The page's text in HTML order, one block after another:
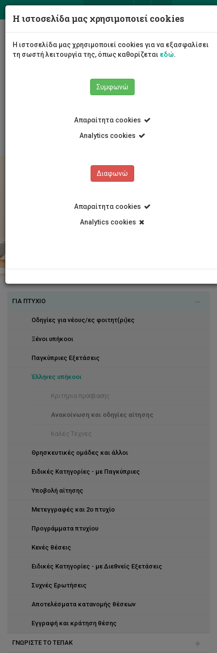
Έλληνες υπήκοοι
Ανακοίνωση και οδηγίες αίτησης
ΓΙΑ ΠΤΥΧΙΟ
Οδηγίες για νέους/ες φοιτητ(ρι)ες
Ξένοι υπήκοοι
Παγκύπριες Εξετάσεις
Έλληνες υπήκοοι
Κριτήρια πρόσβασης
Ανακοίνωση και οδηγίες αίτησης
Καλές Τέχνες
Θρησκευτικές ομάδες και άλλοι
Ειδικές Κατηγορίες - με Παγκύπριες
Υποβολή αίτησης
Μετεγγραφές και 2ο πτυχίο
Προγράμματα πτυχίου
Κενές θέσεις
Ειδικές Κατηγορίες - με Διεθνείς Εξετάσεις
Συχνές Ερωτήσεις
Αποτελέσματα κατανομής θέσεων
Eγγραφή και κράτηση θέσης
ΓΝΩΡΙΣΤΕ ΤΟ ΤΕΠΑΚ
Η ιστοσελίδα μας χρησιμοποιεί cookies
Η ιστοσελίδα μας χρησιμοποιεί cookies για να εξασφαλίσει
τη σωστή λειτουργία της, όπως καθορίζεται εδώ.
Συμφωνώ
Απαραίτητα cookies
Analytics cookies
Διαφωνώ
Απαραίτητα cookies
Analytics cookies